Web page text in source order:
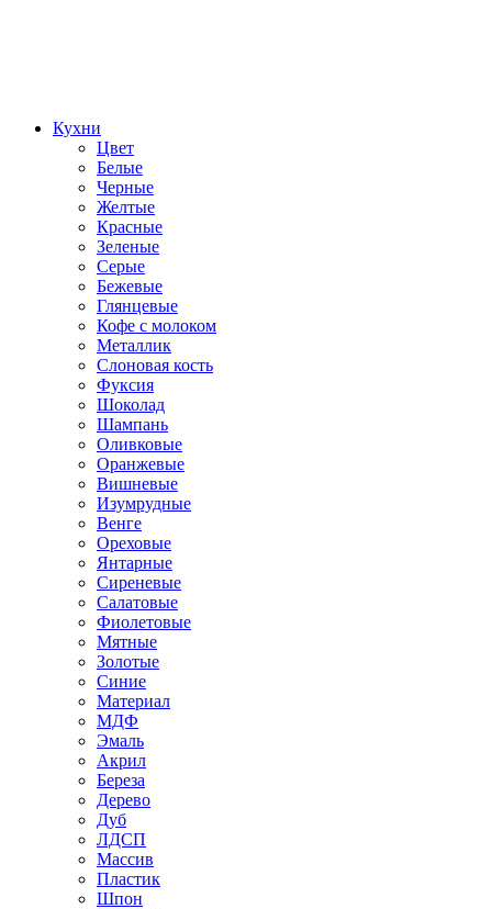
Кухни
Цвет
Белые
Черные
Желтые
Красные
Зеленые
Серые
Бежевые
Глянцевые
Кофе с молоком
Металлик
Слоновая кость
Фуксия
Шоколад
Шампань
Оливковые
Оранжевые
Вишневые
Изумрудные
Венге
Ореховые
Янтарные
Сиреневые
Салатовые
Фиолетовые
Мятные
Золотые
Синие
Материал
МДФ
Эмаль
Акрил
Береза
Дерево
Дуб
ЛДСП
Массив
Пластик
Шпон